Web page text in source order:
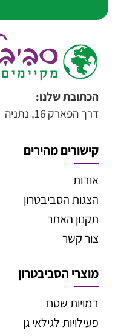
הכתובת שלנו:
דרך הפארק 16, נתניה
קישורים מהירים
אודות
הצגות הסביבטרון
תקנון האתר
צור קשר
מוצרי הסביבטרון
דמויות שטח
פעילויות לגילאי גן